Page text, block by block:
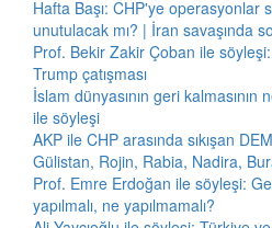
Hafta Başı: CHP'ye operasyonlar
unutulacak mı? | İran savaşında
Prof. Bekir Zakir Çoban ile
Trump çatışması
İslam dünyasının geri
ile söyleşi
AKP ile CHP arasında sıkışan
Gülistan, Rojin, Rabia, Nadira,
Prof. Emre Erdoğan ile söyleşi:
yapılmalı, ne yapılmamalı?